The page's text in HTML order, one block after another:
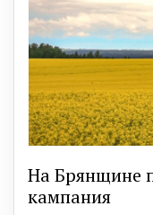
На Брянщине
кампания